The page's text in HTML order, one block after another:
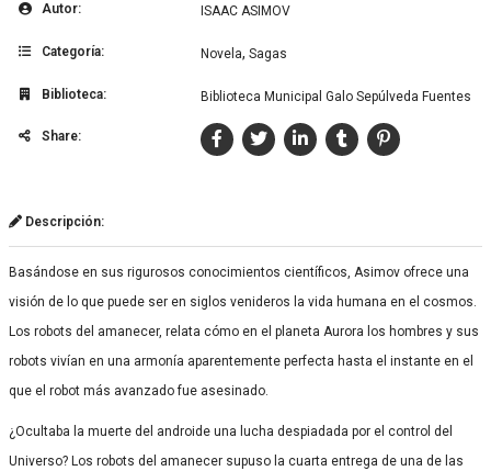
Autor: ISAAC ASIMOV
Categoría: Novela, Sagas
Biblioteca: Biblioteca Municipal Galo Sepúlveda Fuentes
Share:
Descripción:
Basándose en sus rigurosos conocimientos científicos, Asimov ofrece una
visión de lo que puede ser en siglos venideros la vida humana en el cosmos.
Los robots del amanecer, relata cómo en el planeta Aurora los hombres y sus
robots vivían en una armonía aparentemente perfecta hasta el instante en el
que el robot más avanzado fue asesinado.
¿Ocultaba la muerte del androide una lucha despiadada por el control del
Universo? Los robots del amanecer supuso la cuarta entrega de una de las